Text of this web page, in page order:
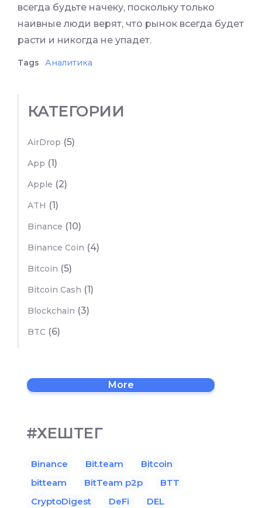
всегда будьте начеку, поскольку только
наивные люди верят, что рынок всегда будет
расти и никогда не упадет.
Tags Аналитика
КАТЕГОРИИ
AirDrop (5)
App (1)
Apple (2)
ATH (1)
Binance (10)
Binance Coin (4)
Bitcoin (5)
Bitcoin Cash (1)
Blockchain (3)
BTC (6)
More
#ХЕШТЕГ
Binance Bit.team
Bitcoin
bitteam
BitTeam p2p
BTT
CryptoDigest
DeFi
DEL